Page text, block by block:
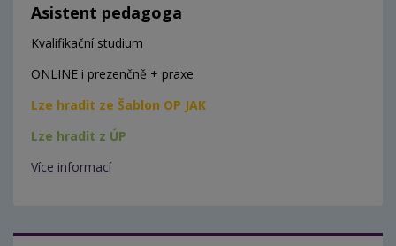
Asistent pedagoga
Kvalifikační studium
ONLINE i prezenčně + praxe
Lze hradit ze Šablon OP JAK
Lze hradit z ÚP
Více informací